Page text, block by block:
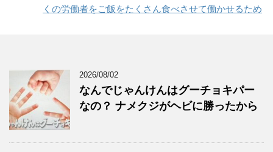
くの労働者をご飯をたくさん食べさせて働かせるため
2026/08/02
なんでじゃんけんはグーチョキパー
なの？ ナメクジがヘビに勝ったから